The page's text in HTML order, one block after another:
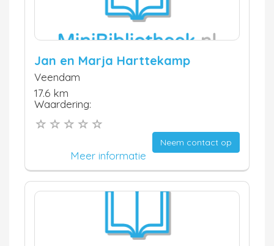
Jan en Marja Harttekamp
Veendam
17.6 km
Waardering:
Neem contact op
Meer informatie